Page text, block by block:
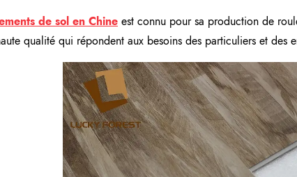
de sol en Chine est connu pour sa production de
qualité qui répondent aux besoins des particuliers et des